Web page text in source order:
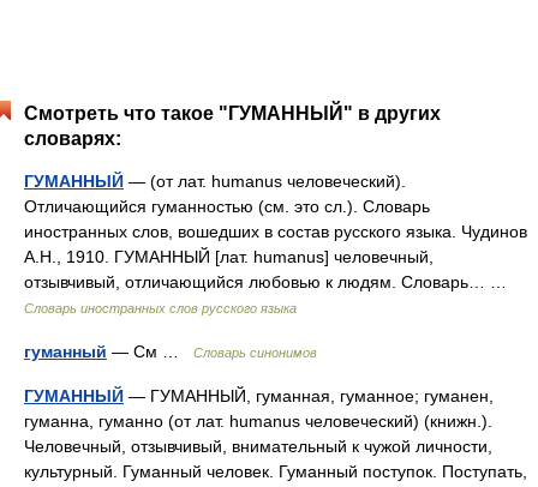
Смотреть что такое "ГУМАННЫЙ" в других
словарях:
ГУМАННЫЙ — (от лат. humanus человеческий).
Отличающийся гуманностью (см. это сл.). Словарь
иностранных слов, вошедших в состав русского языка. Чудинов
А.Н., 1910. ГУМАННЫЙ [лат. humanus] человечный,
отзывчивый, отличающийся любовью к людям. Словарь… …
Словарь иностранных слов русского языка
гуманный — См … Словарь синонимов
ГУМАННЫЙ — ГУМАННЫЙ, гуманная, гуманное; гуманен,
гуманна, гуманно (от лат. humanus человеческий) (книжн.).
Человечный, отзывчивый, внимательный к чужой личности,
культурный. Гуманный человек. Гуманный поступок. Поступать,